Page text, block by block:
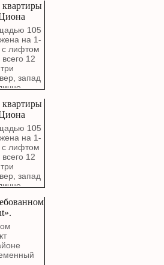
В
и
были
без
из
или
около
В
санузла.
•
•
•
шкафа;
всей
105
на 1-
с лифтом
12
запад
В
и
были
без
из
около
В
105
на 1-
с лифтом
12
запад
В
и
были
около
без